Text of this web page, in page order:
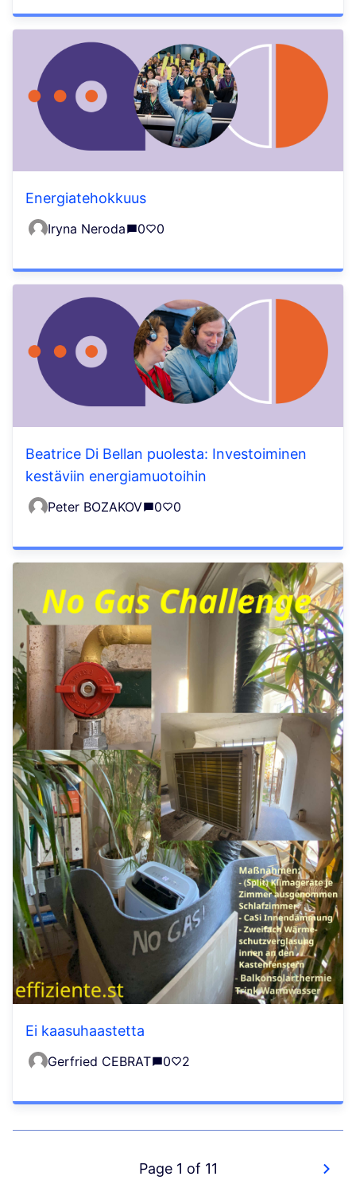
Energiatehokkuus
Iryna Neroda 0 0
Beatrice Di Bellan puolesta: Investoiminen
kestäviin energiamuotoihin
Peter BOZAKOV 0 0
Ei kaasuhaastetta
Gerfried CEBRAT 0 2
Page 1 of 11